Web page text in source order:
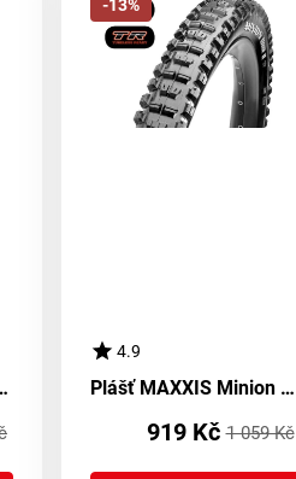
EXO TR DC
-13%
4.9
Plášť MAXXIS Minion DHR II Kevlar EXO TR DC
919 Kč 1 059 Kč